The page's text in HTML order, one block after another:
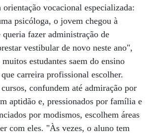
vocacional especializada:
psicóloga, o jovem chegou à
queria fazer administração de
vestibular de novo neste ano",
estudantes saem do ensino
carreira profissional escolher.
confundem até admiração por
aptidão e, pressionados por família e
por modismos, escolhem áreas
com eles. "Às vezes, o aluno tem